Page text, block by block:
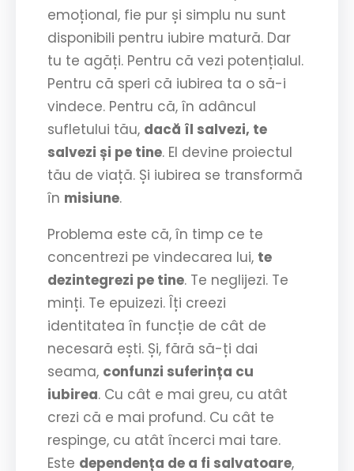
emoțional, fie pur și simplu nu sunt
disponibili pentru iubire matură. Dar
tu te agăți. Pentru că vezi potențialul.
Pentru că speri că iubirea ta o să-i
vindece. Pentru că, în adâncul
sufletului tău, dacă îl salvezi, te
salvezi și pe tine. El devine proiectul
tău de viață. Și iubirea se transformă
în misiune.
Problema este că, în timp ce te
concentrezi pe vindecarea lui, te
dezintegrezi pe tine. Te neglijezi. Te
minți. Te epuizezi. Îți creezi
identitatea în funcție de cât de
necesară ești. Și, fără să-ți dai
seama, confunzi suferința cu
iubirea. Cu cât e mai greu, cu atât
crezi că e mai profund. Cu cât te
respinge, cu atât încerci mai tare.
Este dependența de a fi salvatoare,